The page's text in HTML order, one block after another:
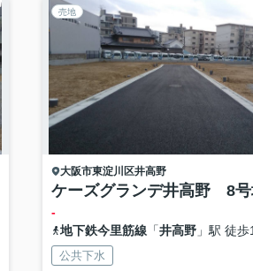
売地
大阪市東淀川区井高野
ケーズグランデ井高野 8
-
地下鉄今里筋線「井高野」駅 徒歩
公共下水